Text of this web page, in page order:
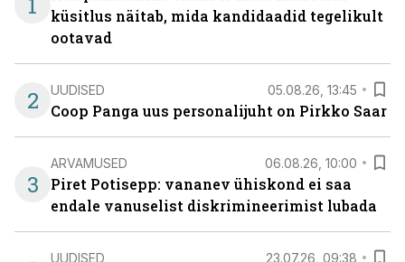
küsitlus näitab, mida kandidaadid tegelikult
ootavad
2 UUDISED 05.08.26, 13:45
Coop Panga uus personalijuht on Pirkko Saar
3
ARVAMUSED 06.08.26, 10:00
Piret Potisepp: vananev ühiskond ei saa
endale vanuselist diskrimineerimist lubada
UUDISED 23.07.26, 09:38